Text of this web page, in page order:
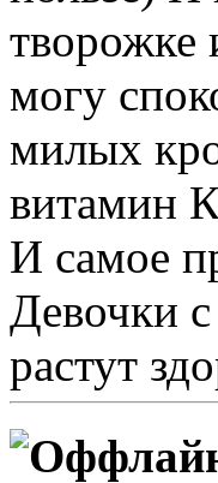
творожке
могу
милых
витамин
И самое
Девочки
растут